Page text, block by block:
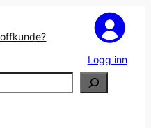
Logg inn